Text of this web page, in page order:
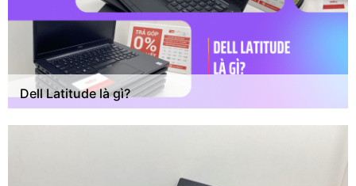
Dell Latitude là gì?